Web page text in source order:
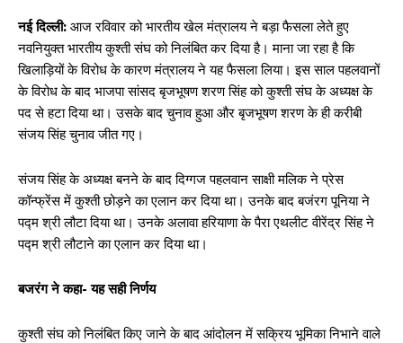
नई दिल्ली: आज रविवार को भारतीय खेल मंत्रालय ने बड़ा फैसला लेते हुए
नवनियुक्त भारतीय कुश्ती संघ को निलंबित कर दिया है। माना जा रहा है कि
खिलाड़ियों के विरोध के कारण मंत्रालय ने यह फैसला लिया। इस साल पहलवानों
के विरोध के बाद भाजपा सांसद बृजभूषण शरण सिंह को कुश्ती संघ के अध्यक्ष के
पद से हटा दिया था। उसके बाद चुनाव हुआ और बृजभूषण शरण के ही करीबी
संजय सिंह चुनाव जीत गए।
संजय सिंह के अध्यक्ष बनने के बाद दिग्गज पहलवान साक्षी मलिक ने प्रेस
कॉन्फ्रेंस में कुश्ती छोड़ने का एलान कर दिया था। उनके बाद बजंरग पूनिया ने
पद्म श्री लौटा दिया था। उनके अलावा हरियाणा के पैरा एथलीट वीरेंद्र सिंह ने
पद्म श्री लौटाने का एलान कर दिया था।
बजरंग ने कहा- यह सही निर्णय
कुश्ती संघ को निलंबित किए जाने के बाद आंदोलन में सक्रिय भूमिका निभाने वाले